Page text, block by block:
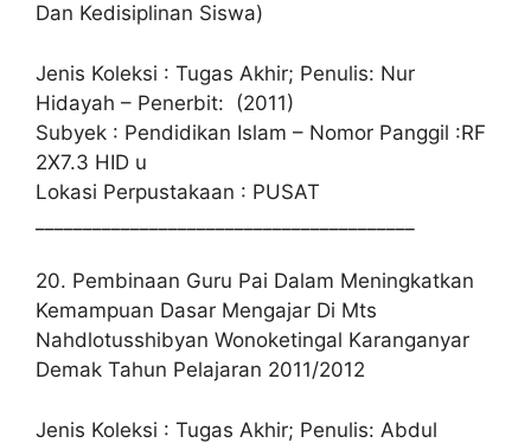
Dan Kedisiplinan Siswa)
Jenis Koleksi : Tugas Akhir; Penulis: Nur
Hidayah – Penerbit: (2011)
Subyek : Pendidikan Islam – Nomor Panggil :RF
2X7.3 HID u
Lokasi Perpustakaan : PUSAT
20. Pembinaan Guru Pai Dalam Meningkatkan
Kemampuan Dasar Mengajar Di Mts
Nahdlotusshibyan Wonoketingal Karanganyar
Demak Tahun Pelajaran 2011/2012
Jenis Koleksi : Tugas Akhir; Penulis: Abdul